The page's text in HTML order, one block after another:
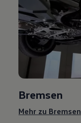
Bremsen
Mehr zu Bremsen